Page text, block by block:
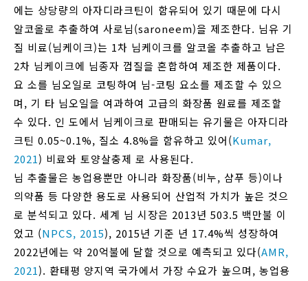
에는 상당량의 아자디라크틴이 함유되어 있기 때문에 다시
알코올로 추출하여 사로님(saroneem)을 제조한다. 님유 기
질 비료(님케이크)는 1차 님케이크를 알코올 추출하고 남은
2차 님케이크에 님종자 껍질을 혼합하여 제조한 제품이다.
요 소를 님오일로 코팅하여 님-코팅 요소를 제조할 수 있으
며, 기 타 님오일을 여과하여 고급의 화장품 원료를 제조할
수 있다. 인 도에서 님케이크로 판매되는 유기물은 아자디라
크틴 0.05~0.1%, 질소 4.8%을 함유하고 있어(Kumar,
2021) 비료와 토양살충제 로 사용된다.
님 추출물은 농업용뿐만 아니라 화장품(비누, 샴푸 등)이나
의약품 등 다양한 용도로 사용되어 산업적 가치가 높은 것으
로 분석되고 있다. 세계 님 시장은 2013년 503.5 백만불 이
었고 (NPCS, 2015), 2015년 기준 년 17.4%씩 성장하여
2022년에는 약 20억불에 달할 것으로 예측되고 있다(AMR,
2021). 환태평 양지역 국가에서 가장 수요가 높으며, 농업용